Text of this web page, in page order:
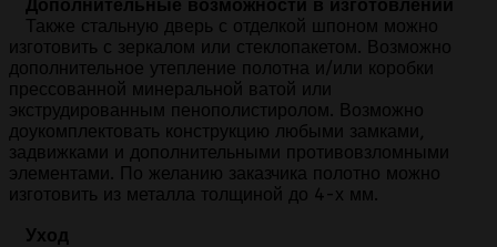
Дополнительные возможности в изготовлении
Также стальную дверь с отделкой шпоном можно
изготовить с зеркалом или стеклопакетом. Возможно
дополнительное утепление полотна и/или коробки
прессованной минеральной ватой или
экструдированным пенополистиролом. Возможно
доукомплектовать конструкцию любыми замками,
задвижками и дополнительными противовзломными
элементами. По желанию заказчика полотно можно
изготовить из металла толщиной до 4-х мм.
Уход